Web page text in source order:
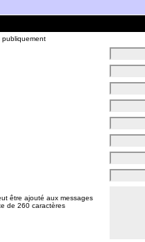
publiquement
être ajouté aux messages
de 260 caractères